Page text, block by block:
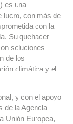
es una
lucro, con más de
con la
Su quehacer
soluciones
de los
climática y el
y con el apoyo
de la Agencia
Unión Europea,